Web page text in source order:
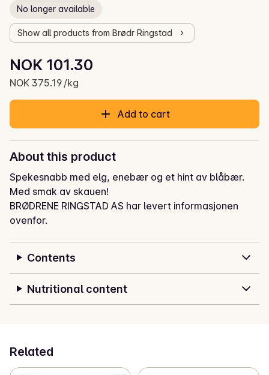
No longer available
Show all products from Brødr Ringstad
Current price is: NOK 101.30
NOK 101.30
NOK 375.19 /kg
Unit price: NOK 375.19 /kg
Add to cart
About this product
Spekesnabb med elg, enebær og et hint av blåbær.
Med smak av skauen!
BRØDRENE RINGSTAD AS har levert informasjonen
ovenfor.
Contents
Nutritional content
Related